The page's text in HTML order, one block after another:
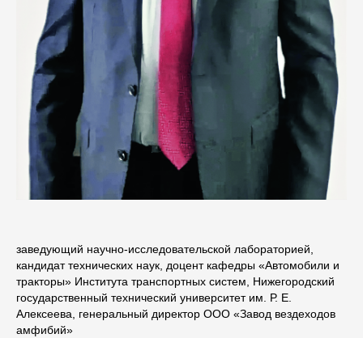
заведующий научно-исследовательской лабораторией,
кандидат технических наук, доцент кафедры «Автомобили и
тракторы» Института транспортных систем, Нижегородский
государственный технический университет им. Р. Е.
Алексеева, генеральный директор ООО «Завод вездеходов
амфибий»